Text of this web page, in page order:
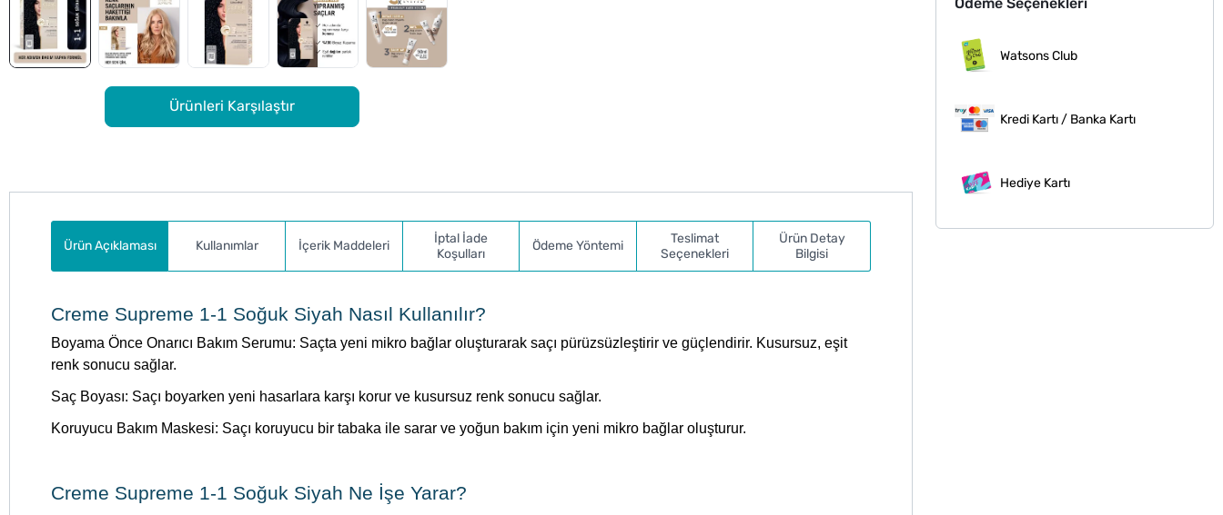
Ürünleri Karşılaştır
Watsons Club
Kredi Kartı / Banka Kartı
Hediye Kartı
Ürün Açıklaması Kullanımlar İçerik Maddeleri
İptal İade
Koşulları
Ödeme Yöntemi
Teslimat
Seçenekleri
Ürün Detay
Bilgisi
Creme Supreme 1-1 Soğuk Siyah Nasıl Kullanılır?
Boyama Önce Onarıcı Bakım Serumu: Saçta yeni mikro bağlar oluşturarak saçı pürüzsüzleştirir ve güçlendirir. Kusursuz, eşit
renk sonucu sağlar.
Saç Boyası: Saçı boyarken yeni hasarlara karşı korur ve kusursuz renk sonucu sağlar.
Koruyucu Bakım Maskesi: Saçı koruyucu bir tabaka ile sarar ve yoğun bakım için yeni mikro bağlar oluşturur.
Creme Supreme 1-1 Soğuk Siyah Ne İşe Yarar?